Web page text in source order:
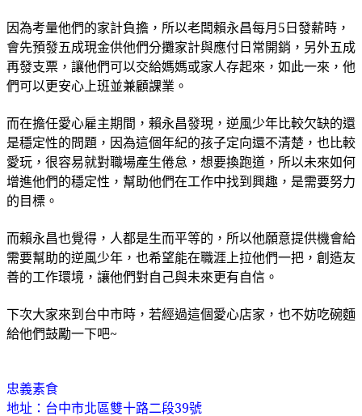
因為考量他們的家計負擔，所以老闆賴永昌每月5日發薪時，
會先預發五成現金供他們分攤家計與應付日常開銷，另外五成
再發支票，讓他們可以交給媽媽或家人存起來，如此一來，他
們可以更安心上班並兼顧課業。
而在擔任愛心雇主期間，賴永昌發現，逆風少年比較欠缺的還
是穩定性的問題，因為這個年紀的孩子定向還不清楚，也比較
愛玩，很容易就對職場產生倦怠，想要換跑道，所以未來如何
增進他們的穩定性，幫助他們在工作中找到興趣，是需要努力
的目標。
而賴永昌也覺得，人都是生而平等的，所以他願意提供機會給
需要幫助的逆風少年，也希望能在職涯上拉他們一把，創造友
善的工作環境，讓他們對自己與未來更有自信。
下次大家來到台中市時，若經過這個愛心店家，也不妨吃碗麵
給他們鼓勵一下吧~
忠義素食
地址：台中市北區雙十路二段39號